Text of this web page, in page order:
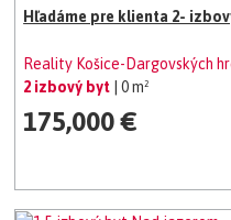
Hľadáme pre klienta 2-
Reality Košice-Dargovských
2 izbový byt | 0 m²
175,000 €